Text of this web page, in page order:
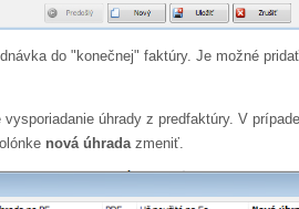
do "konečnej" faktúry. Je možné
úhrady z predfaktúry. V
nová úhrada zmeniť.